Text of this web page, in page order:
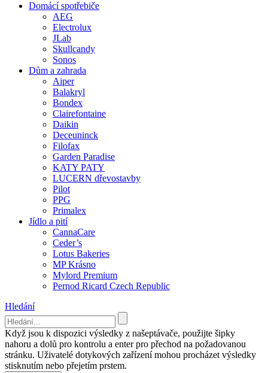
Domácí spotřebiče
AEG
Electrolux
JLab
Skullcandy
Sonos
Dům a zahrada
Aiper
Balakryl
Bondex
Clairefontaine
Daikin
Deceuninck
Filofax
Garden Paradise
KATY PATY
LUCERN dřevostavby
Pilot
PPG
Primalex
Jídlo a pití
CannaCare
Ceder’s
Lotus Bakeries
MP Krásno
Mylord Premium
Pernod Ricard Czech Republic
Hledání
Když jsou k dispozici výsledky z našeptávače, použijte šipky
nahoru a dolů pro kontrolu a enter pro přechod na požadovanou
stránku. Uživatelé dotykových zařízení mohou procházet výsledky
stisknutím nebo přejetím prstem.